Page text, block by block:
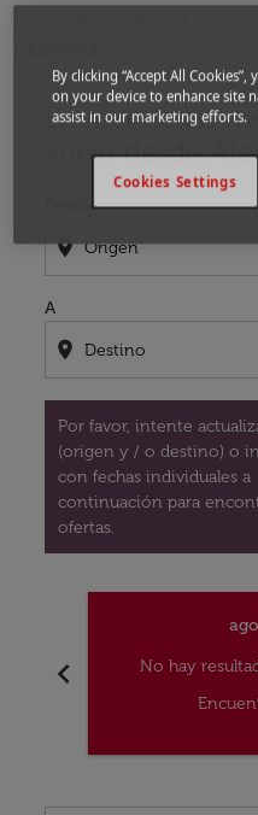
Encuentre las
vuelo desde
Desde
location_on
A
location_on
Por favor, intente
(origen y / o destino) o
con fechas individuales a
continuación para
ofertas.
Por favor, intente
chevron_left
No hay
By clicking “Accept All
on your device to enhance site
assist in our marketing efforts.
Cookies Settings